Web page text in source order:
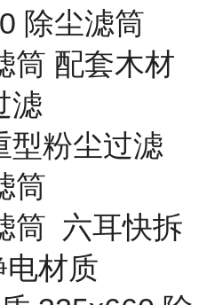
除尘滤筒
筒 配套木材
滤
型粉尘过滤
筒
筒 六耳快拆
材质